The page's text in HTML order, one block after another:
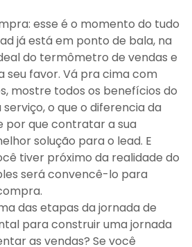
esse é o momento do tudo
já está em ponto de bala, na
do termômetro de vendas e
seu favor. Vá pra cima com
mostre todos os benefícios do
o que o diferencia da
por que contratar a sua
solução para o lead. E
tiver próximo da realidade do
será convencê-lo para
das etapas da jornada de
para construir uma jornada
as vendas? Se você